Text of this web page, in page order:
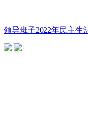
领导班子2022年民主生